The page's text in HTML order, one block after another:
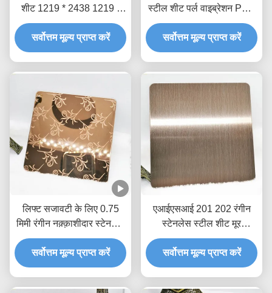
शीट 1219 * 2438 1219 *
3048
सर्वोत्तम मूल्य प्राप्त करें
स्टील शीट पर्ल वाइब्रेशन PVD
कोटेड शीट
सर्वोत्तम मूल्य प्राप्त करें
लिफ्ट सजावटी के लिए 0.75
मिमी रंगीन नक़्क़ाशीदार स्टेनलेस
स्टील शीट 10 फीट
सर्वोत्तम मूल्य प्राप्त करें
एआईएसआई 201 202 रंगीन
स्टेनलेस स्टील शीट मूर
हेयरलाइन रेड कॉपर प्लेट 150 *
300 सेमी
सर्वोत्तम मूल्य प्राप्त करें